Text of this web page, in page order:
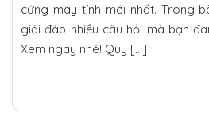
cứng máy tính mới nhất. Trong
giải đáp nhiều câu hỏi mà bạn
Xem ngay nhé! Quy […]